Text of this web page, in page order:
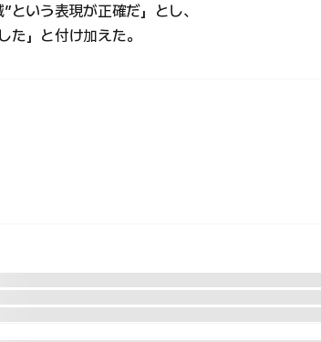
という表現が正確だ」とし、
た」と付け加えた。